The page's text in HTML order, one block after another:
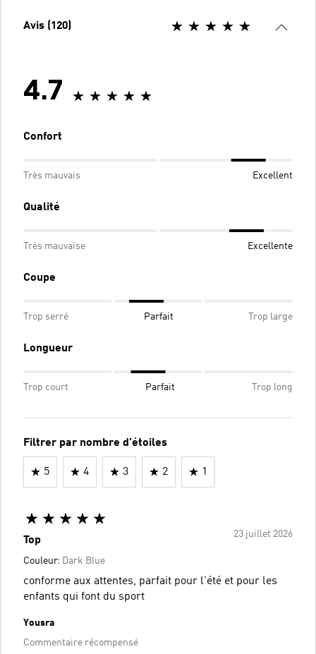
Avis (120)
4.7
Confort
Très mauvais Excellent
Qualité
Très mauvaise Excellente
Coupe
Trop serré Parfait Trop large
Longueur
Trop court Parfait Trop long
Filtrer par nombre d'étoiles
5 4 3 2 1
23 juillet 2026
Top
Couleur: Dark Blue
conforme aux attentes, parfait pour l'été et pour les
enfants qui font du sport
Yousra
Commentaire récompensé